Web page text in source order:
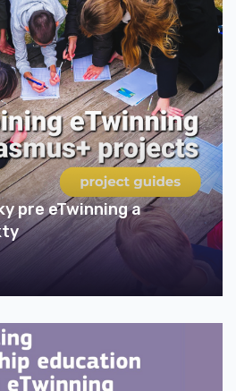
pre eTwinning a